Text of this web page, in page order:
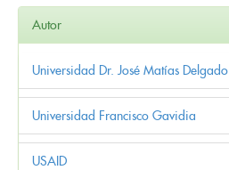
Autor
Universidad Dr. José Matías Delgado
Universidad Francisco Gavidia
USAID